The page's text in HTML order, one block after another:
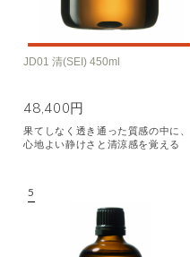
JD01 清(SEI) 450ml
48,400円
果てしなく透き通った質感の中に、
心地よい静けさと清涼感を覚える